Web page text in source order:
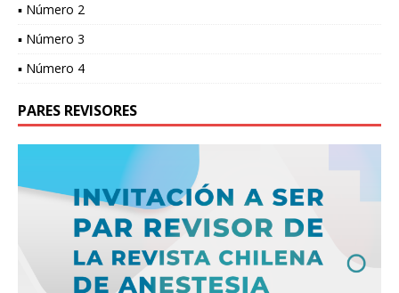
▪ Número 2
▪ Número 3
▪ Número 4
PARES REVISORES